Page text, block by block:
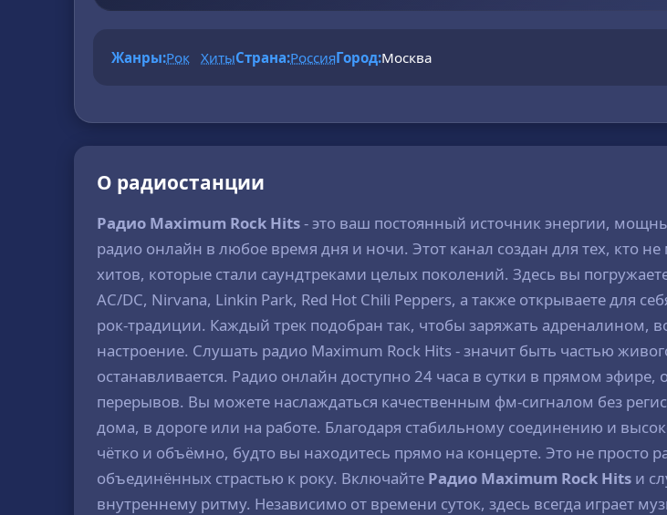
Жанры:Рок ХитыСтрана:РоссияГород:Москва
О радиостанции
Радио Maximum Rock Hits- это ваш постоянный источник энергии,
радио онлайн в любое время дня и ночи. Этот канал создан для тех, кто
хитов, которые стали саундтреками целых поколений. Здесь вы
AC/DC, Nirvana, Linkin Park, Red Hot Chili Peppers, а также открываете для
рок-традиции. Каждый трек подобран так, чтобы заряжать адреналином,
настроение. Слушать радио Maximum Rock Hits - значит быть частью
останавливается. Радио онлайн доступно 24 часа в сутки в прямом
перерывов. Вы можете наслаждаться качественным фм-сигналом без
дома, в дороге или на работе. Благодаря стабильному соединению и
чётко и объёмно, будто вы находитесь прямо на концерте. Это не
объединённых страстью к року. Включайте Радио Maximum Rock Hits и
внутреннему ритму. Независимо от времени суток, здесь всегда играет